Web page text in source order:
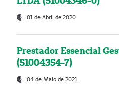
01 de Abril de 2020
Prestador Essencial
(51004354-7)
04 de Maio de 2021